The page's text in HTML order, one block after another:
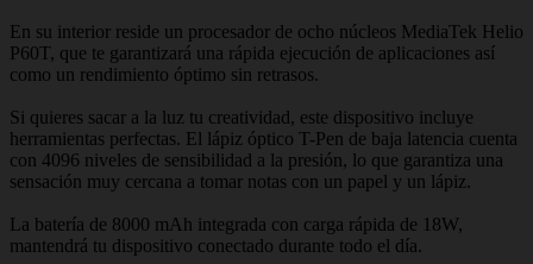
En su interior reside un procesador de ocho núcleos MediaTek Helio
P60T, que te garantizará una rápida ejecución de aplicaciones así
como un rendimiento óptimo sin retrasos.
Si quieres sacar a la luz tu creatividad, este dispositivo incluye
herramientas perfectas. El lápiz óptico T-Pen de baja latencia cuenta
con 4096 niveles de sensibilidad a la presión, lo que garantiza una
sensación muy cercana a tomar notas con un papel y un lápiz.
La batería de 8000 mAh integrada con carga rápida de 18W,
mantendrá tu dispositivo conectado durante todo el día.